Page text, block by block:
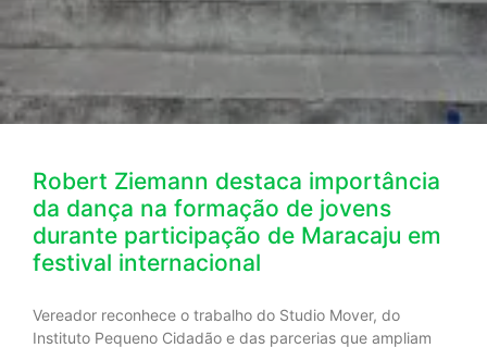
Robert Ziemann destaca importância
da dança na formação de jovens
durante participação de Maracaju em
festival internacional
Vereador reconhece o trabalho do Studio Mover, do
Instituto Pequeno Cidadão e das parcerias que ampliam